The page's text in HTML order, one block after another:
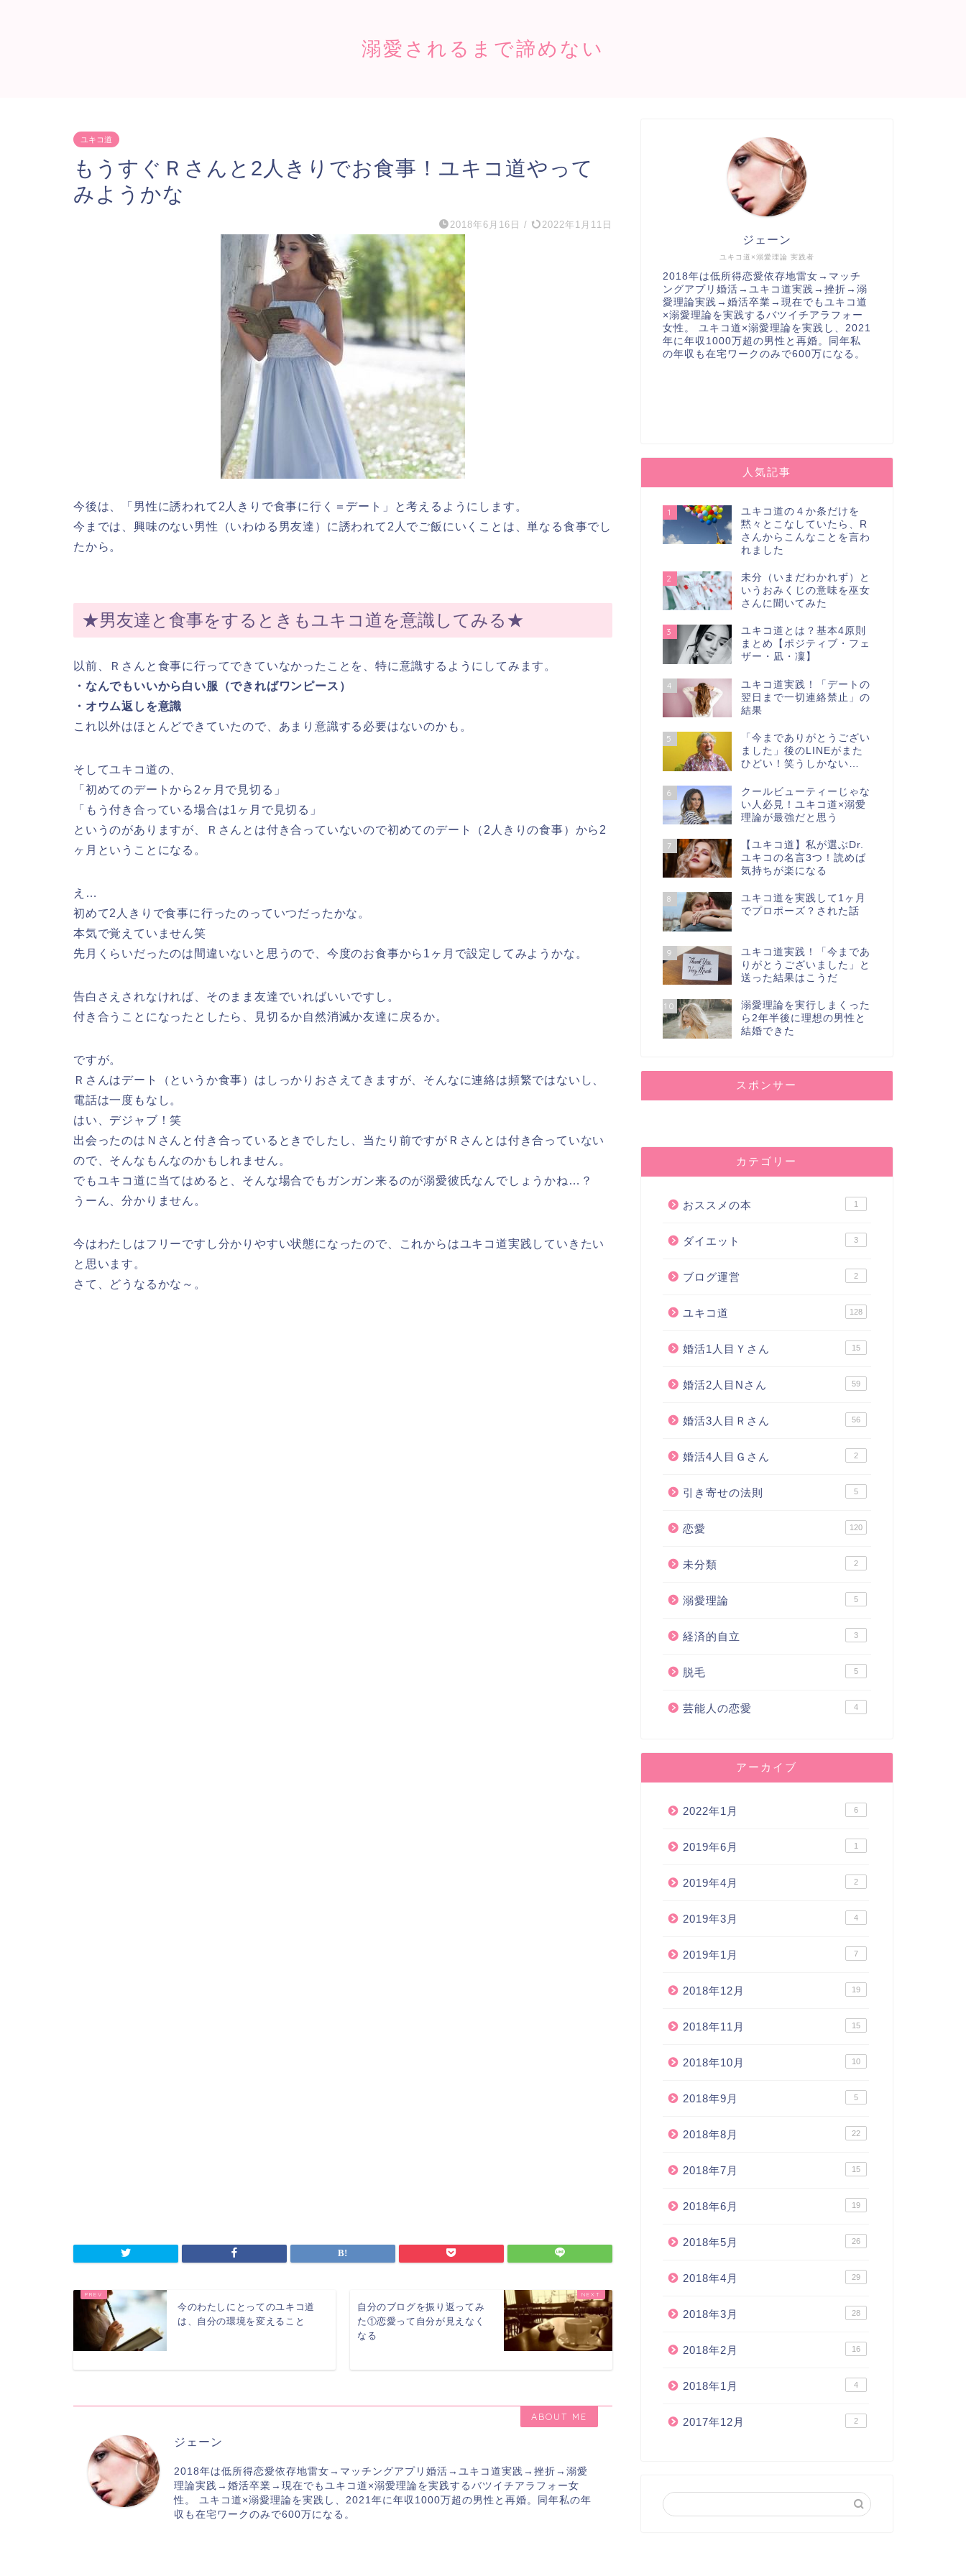
溺愛されるまで諦めない
ユキコ道
もうすぐＲさんと2人きりでお食事！ユキコ道やって
みようかな
2018年6月16日 / 2022年1月11日
今後は、「男性に誘われて2人きりで食事に行く＝デート」と考えるようにします。
今までは、興味のない男性（いわゆる男友達）に誘われて2人でご飯にいくことは、単なる食事でし
たから。
★男友達と食事をするときもユキコ道を意識してみる★
以前、Ｒさんと食事に行ってできていなかったことを、特に意識するようにしてみます。
・なんでもいいから白い服（できればワンピース）
・オウム返しを意識
これ以外はほとんどできていたので、あまり意識する必要はないのかも。
そしてユキコ道の、
「初めてのデートから2ヶ月で見切る」
「もう付き合っている場合は1ヶ月で見切る」
というのがありますが、Ｒさんとは付き合っていないので初めてのデート（2人きりの食事）から2
ヶ月ということになる。
え…
初めて2人きりで食事に行ったのっていつだったかな。
本気で覚えていません笑
先月くらいだったのは間違いないと思うので、今度のお食事から1ヶ月で設定してみようかな。
告白さえされなければ、そのまま友達でいればいいですし。
付き合うことになったとしたら、見切るか自然消滅か友達に戻るか。
ですが。
Ｒさんはデート（というか食事）はしっかりおさえてきますが、そんなに連絡は頻繁ではないし、
電話は一度もなし。
はい、デジャブ！笑
出会ったのはＮさんと付き合っているときでしたし、当たり前ですがＲさんとは付き合っていない
ので、そんなもんなのかもしれません。
でもユキコ道に当てはめると、そんな場合でもガンガン来るのが溺愛彼氏なんでしょうかね…？
うーん、分かりません。
今はわたしはフリーですし分かりやすい状態になったので、これからはユキコ道実践していきたい
と思います。
さて、どうなるかな～。
今のわたしにとってのユキコ道
は、自分の環境を変えること
自分のブログを振り返ってみ
た①恋愛って自分が見えなく
なる
ABOUT ME
ジェーン
2018年は低所得恋愛依存地雷女→マッチングアプリ婚活→ユキコ道実践→挫折→溺愛
理論実践→婚活卒業→現在でもユキコ道×溺愛理論を実践するバツイチアラフォー女
性。 ユキコ道×溺愛理論を実践し、2021年に年収1000万超の男性と再婚。同年私の年
収も在宅ワークのみで600万になる。
ユキコ道×溺愛理論 実践者
ジェーン
2018年は低所得恋愛依存地雷女→マッチ
ングアプリ婚活→ユキコ道実践→挫折→溺
愛理論実践→婚活卒業→現在でもユキコ道
×溺愛理論を実践するバツイチアラフォー
女性。 ユキコ道×溺愛理論を実践し、2021
年に年収1000万超の男性と再婚。同年私
の年収も在宅ワークのみで600万になる。
人気記事
1
ユキコ道の４か条だけを
黙々とこなしていたら、R
さんからこんなことを言わ
れました
2
未分（いまだわかれず）と
いうおみくじの意味を巫女
さんに聞いてみた
3
ユキコ道とは？基本4原則
まとめ【ポジティブ・フェ
ザー・凪・凜】
4
ユキコ道実践！「デートの
翌日まで一切連絡禁止」の
結果
5
「今までありがとうござい
ました」後のLINEがまた
ひどい！笑うしかない…
6
クールビューティーじゃな
い人必見！ユキコ道×溺愛
理論が最強だと思う
7
【ユキコ道】私が選ぶDr.
ユキコの名言3つ！読めば
気持ちが楽になる
8
ユキコ道を実践して1ヶ月
でプロポーズ？された話
9
ユキコ道実践！「今まであ
りがとうございました」と
送った結果はこうだ
10
溺愛理論を実行しまくった
ら2年半後に理想の男性と
結婚できた
スポンサー
カテゴリー
おススメの本 1
ダイエット 3
ブログ運営 2
ユキコ道 128
婚活1人目Ｙさん 15
婚活2人目Nさん 59
婚活3人目Ｒさん 56
婚活4人目Ｇさん 2
引き寄せの法則 5
恋愛 120
未分類 2
溺愛理論 5
経済的自立 3
脱毛 5
芸能人の恋愛 4
アーカイブ
2022年1月 6
2019年6月 1
2019年4月 2
2019年3月 4
2019年1月 7
2018年12月 19
2018年11月 15
2018年10月 10
2018年9月 5
2018年8月 22
2018年7月 15
2018年6月 19
2018年5月 26
2018年4月 29
2018年3月 28
2018年2月 16
2018年1月 4
2017年12月 2